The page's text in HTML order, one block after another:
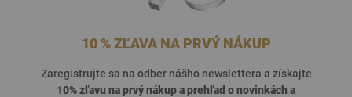
10 % ZĽAVA NA PRVÝ NÁKUP
Zaregistrujte sa na odber nášho newslettera a získajte
10% zľavu na prvý nákup a prehľad onovinkách a